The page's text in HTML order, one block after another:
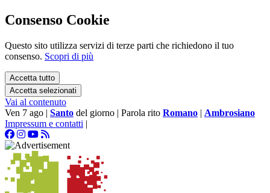
Consenso Cookie
Questo sito utilizza servizi di terze parti che richiedono il tuo
consenso. Scopri di più
Accetta tutto
Accetta selezionati
Vai al contenuto
Ven 7 ago | Santo del giorno | Parola rito Romano | Ambrosiano
Impressum e contatti |